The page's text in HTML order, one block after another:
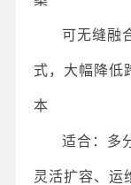
可无缝融
式，大幅降低
本
适合：多
灵活扩容、运